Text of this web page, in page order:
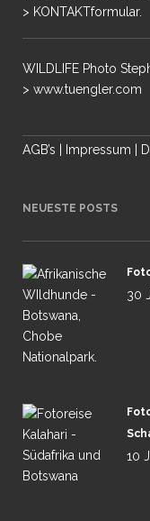
> KONTAKTformular.
WILDLIFE Photo
> www.tuengler.com
AGB’s Impressum
NEUESTE POSTS
30
10